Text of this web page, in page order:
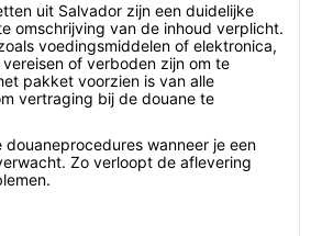
uit Salvador zijn een duidelijke
omschrijving van de inhoud verplicht.
voedingsmiddelen of elektronica,
of verboden zijn om te
pakket voorzien is van alle
vertraging bij de douane te
wanneer je een
Zo verloopt de aflevering